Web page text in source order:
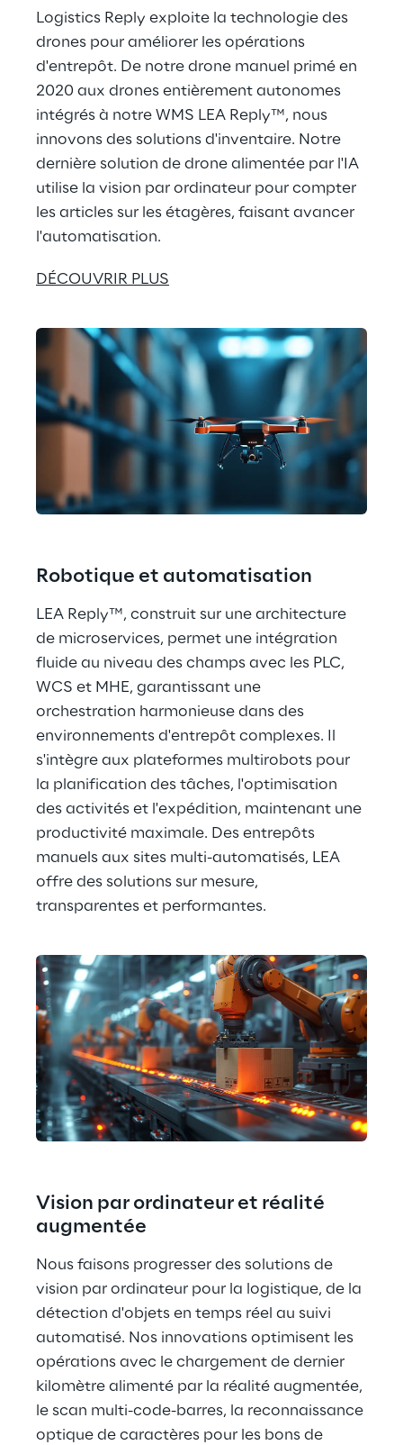
Logistics Reply exploite la technologie des
drones pour améliorer les opérations
d'entrepôt. De notre drone manuel primé en
2020 aux drones entièrement autonomes
intégrés à notre WMS LEA Reply™, nous
innovons des solutions d'inventaire. Notre
dernière solution de drone alimentée par l'IA
utilise la vision par ordinateur pour compter
les articles sur les étagères, faisant avancer
l'automatisation.
DÉCOUVRIR PLUS
Robotique et automatisation
LEA Reply™, construit sur une architecture
de microservices, permet une intégration
fluide au niveau des champs avec les PLC,
WCS et MHE, garantissant une
orchestration harmonieuse dans des
environnements d'entrepôt complexes. Il
s'intègre aux plateformes multirobots pour
la planification des tâches, l'optimisation
des activités et l'expédition, maintenant une
productivité maximale. Des entrepôts
manuels aux sites multi-automatisés, LEA
offre des solutions sur mesure,
transparentes et performantes.
Vision par ordinateur et réalité
augmentée
Nous faisons progresser des solutions de
vision par ordinateur pour la logistique, de la
détection d'objets en temps réel au suivi
automatisé. Nos innovations optimisent les
opérations avec le chargement de dernier
kilomètre alimenté par la réalité augmentée,
le scan multi-code-barres, la reconnaissance
optique de caractères pour les bons de